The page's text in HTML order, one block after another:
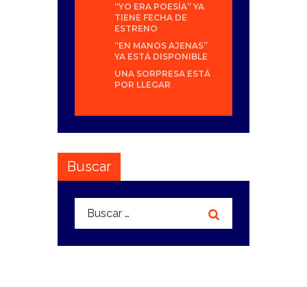
“YO ERA POESÍA” YA
TIENE FECHA DE
ESTRENO
“EN MANOS AJENAS”
YA ESTÁ DISPONIBLE
UNA SORPRESA ESTÁ
POR LLEGAR
Buscar
Buscar: